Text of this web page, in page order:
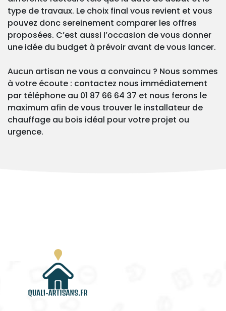
type de travaux. Le choix final vous revient et vous
pouvez donc sereinement comparer les offres
proposées. C’est aussi l’occasion de vous donner
une idée du budget à prévoir avant de vous lancer.
Aucun artisan ne vous a convaincu ? Nous sommes
à votre écoute : contactez nous immédiatement
par téléphone au 01 87 66 64 37 et nous ferons le
maximum afin de vous trouver le installateur de
chauffage au bois idéal pour votre projet ou
urgence.